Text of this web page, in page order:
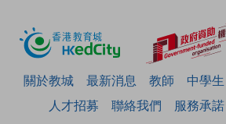
關於教城 最新消息 教師 中學生
人才招募
聯絡我們 服務承諾